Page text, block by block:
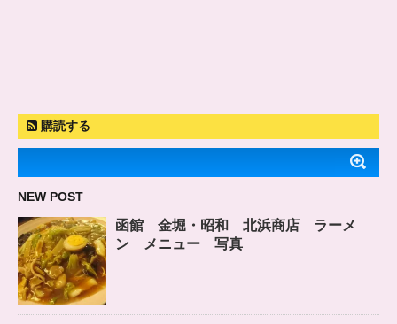
購読する
NEW POST
函館 金堀・昭和 北浜商店 ラーメ
ン メニュー 写真